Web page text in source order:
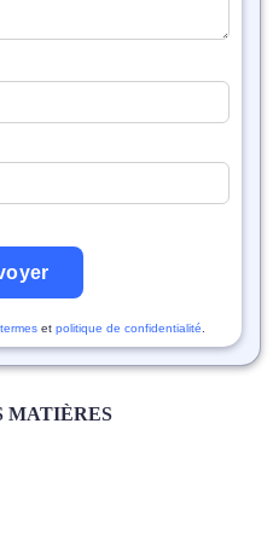
termes et politique de confidentialité
MATIÈRES